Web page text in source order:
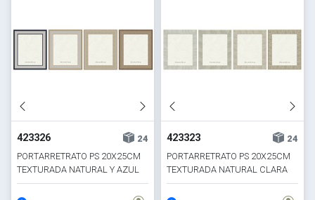
423326
24
PORTARRETRATO PS 20X25CM
TEXTURADA NATURAL Y AZUL
423323
24
PORTARRETRATO PS 20X25CM
TEXTURADA NATURAL CLARA